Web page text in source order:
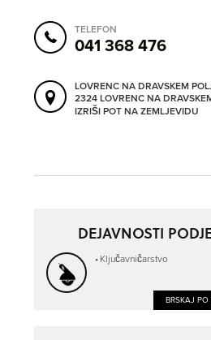
TELEFON
041 368 476
LOVRENC NA DRAVSKEM
2324 LOVRENC NA
IZRIŠI POT NA ZEMLJEVIDU
DEJAVNOSTI
Ključavničarstvo
BRSKAJ